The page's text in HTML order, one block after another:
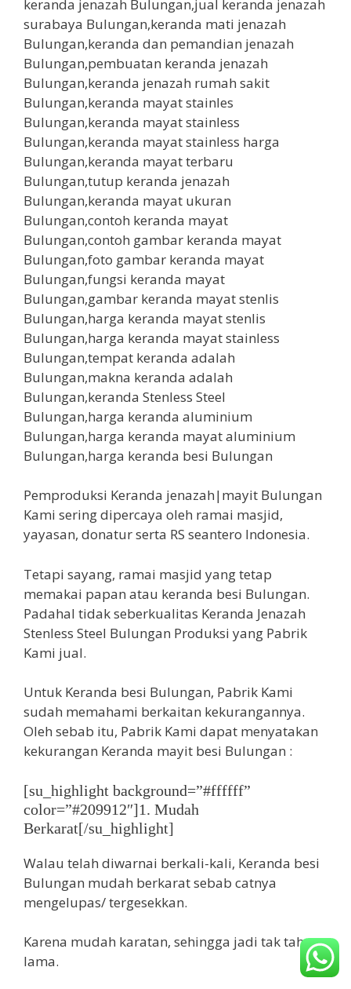
Pemproduksi Keranda jenazah|mayit Bulungan
Kami sering dipercaya oleh ramai masjid,
yayasan, donatur serta RS seantero Indonesia.
Tetapi sayang, ramai masjid yang tetap
memakai papan atau keranda besi Bulungan.
Padahal tidak seberkualitas Keranda Jenazah
Stenless Steel Bulungan Produksi yang Pabrik
Kami jual.
Untuk Keranda besi Bulungan, Pabrik Kami
sudah memahami berkaitan kekurangannya.
Oleh sebab itu, Pabrik Kami dapat menyatakan
kekurangan Keranda mayit besi Bulungan :
[su_highlight background=”#ffffff”
color=”#209912″]1. Mudah
Berkarat[/su_highlight]
Walau telah diwarnai berkali-kali, Keranda besi
Bulungan mudah berkarat sebab catnya
mengelupas/ tergesekkan.
Karena mudah karatan, sehingga jadi tak tahan
lama.